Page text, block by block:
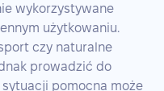
wykorzystywane
użytkowaniu.
czy naturalne
prowadzić do
pomocna może